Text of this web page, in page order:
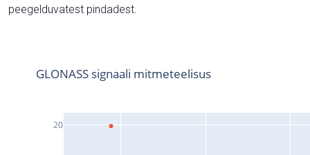
peegelduvatest pindadest.
20
GLONASS signaali mitmeteelisus